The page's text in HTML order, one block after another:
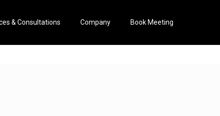
& Consultations Company Book Meeting